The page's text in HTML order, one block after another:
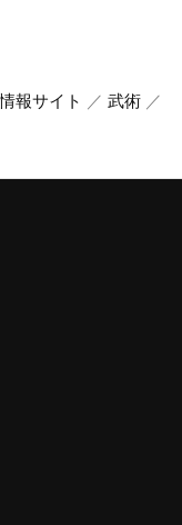
報サイト ／ 武術／